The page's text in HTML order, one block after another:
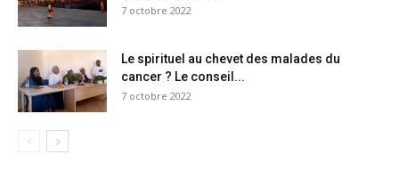
7 octobre 2022
Le spirituel au chevet des malades du
cancer ? Le conseil...
7 octobre 2022